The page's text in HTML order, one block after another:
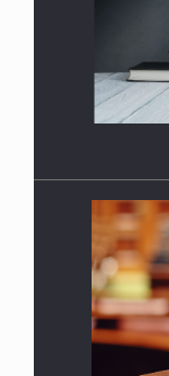
أو الهجرية؟
وغير